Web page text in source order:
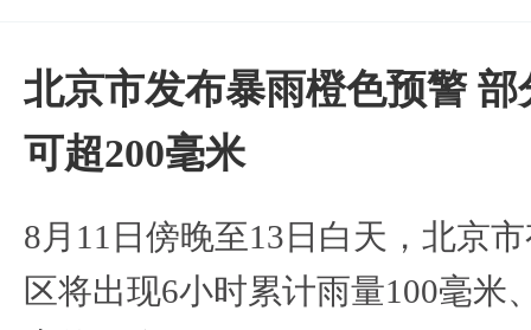
北京市发布暴雨橙色预警
可超200毫米
8月11日傍晚至13日白天，北京
区将出现6小时累计雨量100毫米